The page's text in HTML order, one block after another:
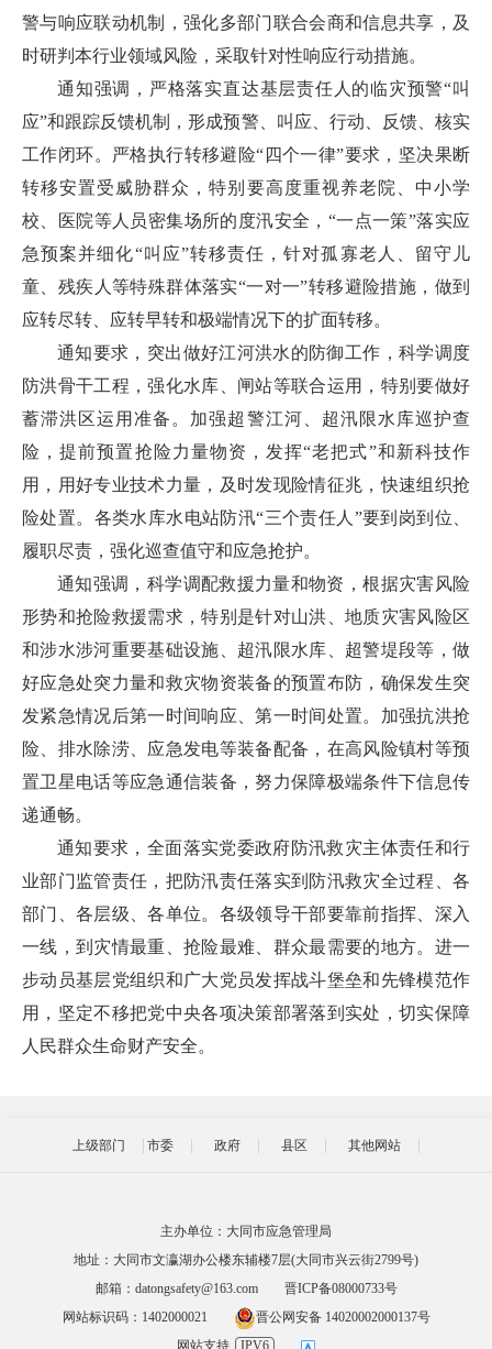
警与响应联动机制，强化多部门联合会商和信息共享，及
时研判本行业领域风险，采取针对性响应行动措施。
通知强调，严格落实直达基层责任人的临灾预警“叫
应”和跟踪反馈机制，形成预警、叫应、行动、反馈、核实
工作闭环。严格执行转移避险“四个一律”要求，坚决果断
转移安置受威胁群众，特别要高度重视养老院、中小学
校、医院等人员密集场所的度汛安全，“一点一策”落实应
急预案并细化“叫应”转移责任，针对孤寡老人、留守儿
童、残疾人等特殊群体落实“一对一”转移避险措施，做到
应转尽转、应转早转和极端情况下的扩面转移。
通知要求，突出做好江河洪水的防御工作，科学调度
防洪骨干工程，强化水库、闸站等联合运用，特别要做好
蓄滞洪区运用准备。加强超警江河、超汛限水库巡护查
险，提前预置抢险力量物资，发挥“老把式”和新科技作
用，用好专业技术力量，及时发现险情征兆，快速组织抢
险处置。各类水库水电站防汛“三个责任人”要到岗到位、
履职尽责，强化巡查值守和应急抢护。
通知强调，科学调配救援力量和物资，根据灾害风险
形势和抢险救援需求，特别是针对山洪、地质灾害风险区
和涉水涉河重要基础设施、超汛限水库、超警堤段等，做
好应急处突力量和救灾物资装备的预置布防，确保发生突
发紧急情况后第一时间响应、第一时间处置。加强抗洪抢
险、排水除涝、应急发电等装备配备，在高风险镇村等预
置卫星电话等应急通信装备，努力保障极端条件下信息传
递通畅。
通知要求，全面落实党委政府防汛救灾主体责任和行
业部门监管责任，把防汛责任落实到防汛救灾全过程、各
部门、各层级、各单位。各级领导干部要靠前指挥、深入
一线，到灾情最重、抢险最难、群众最需要的地方。进一
步动员基层党组织和广大党员发挥战斗堡垒和先锋模范作
用，坚定不移把党中央各项决策部署落到实处，切实保障
人民群众生命财产安全。
上级部门 市委 政府 县区 其他网站
主办单位：大同市应急管理局
地址：大同市文瀛湖办公楼东辅楼7层(大同市兴云街2799号)
邮箱：datongsafety@163.com
晋ICP备08000733号
网站标识码：1402000021
晋公网安备 14020002000137号
网站支持
IPV6